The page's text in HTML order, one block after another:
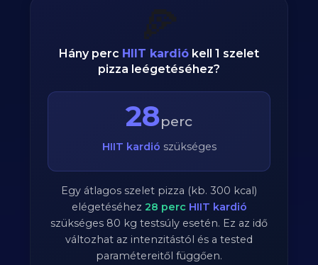
🍕
Hány perc HIIT kardió kell 1 szelet
pizza leégetéséhez?
28perc
HIIT kardió szükséges
Egy átlagos szelet pizza (kb. 300 kcal)
elégetéséhez 28 perc HIIT kardió
szükséges 80 kg testsúly esetén. Ez az idő
változhat az intenzitástól és a tested
paramétereitől függően.